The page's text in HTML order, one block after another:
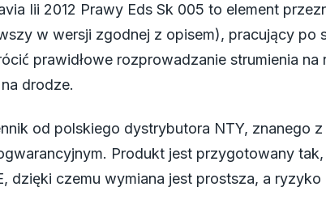
Iii 2012 Prawy Eds Sk 005 to element
w wersji zgodnej z opisem), pracujący po
prawidłowe rozprowadzanie strumienia na
drodze.
od polskiego dystrybutora NTY, znanego
Produkt jest przygotowany tak,
dzięki czemu wymiana jest prostsza, a